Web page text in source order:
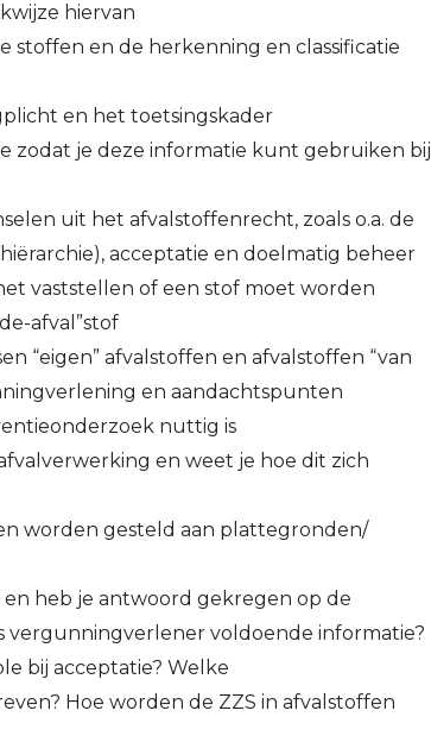
hiervan
stoffen en de herkenning en classificatie
en het toetsingskader
zodat je deze informatie kunt gebruiken bij
uit het afvalstoffenrecht, zoals o.a. de
acceptatie en doelmatig beheer
vaststellen of een stof moet worden
afval”stof
“eigen” afvalstoffen en afvalstoffen “van
en aandachtspunten
nuttig is
en weet je hoe dit zich
worden gesteld aan plattegronden/
en heb je antwoord gekregen op de
vergunningverlener voldoende informatie?
bij acceptatie? Welke
Hoe worden de ZZS in afvalstoffen